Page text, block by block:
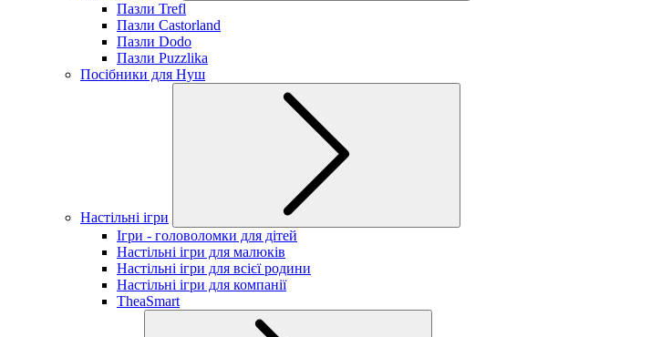
Пазли Trefl
Пазли Castorland
Пазли Dodo
Пазли Puzzlika
Посібники для Нуш
Настільні ігри
Ігри - головоломки для дітей
Настільні ігри для малюків
Настільні ігри для всієї родини
Настільні ігри для компанії
TheaSmart